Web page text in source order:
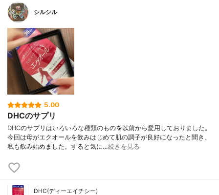
シルシル
5.00
DHCのサプリ
DHCのサプリはいろいろな種類のものを以前から愛用しておりました。
今回は母がエクオールを飲みはじめて肌の調子が良好になったと聞き、
私も飲み始めました。すると気に…続きを見る
DHC(ディーエイチシー)